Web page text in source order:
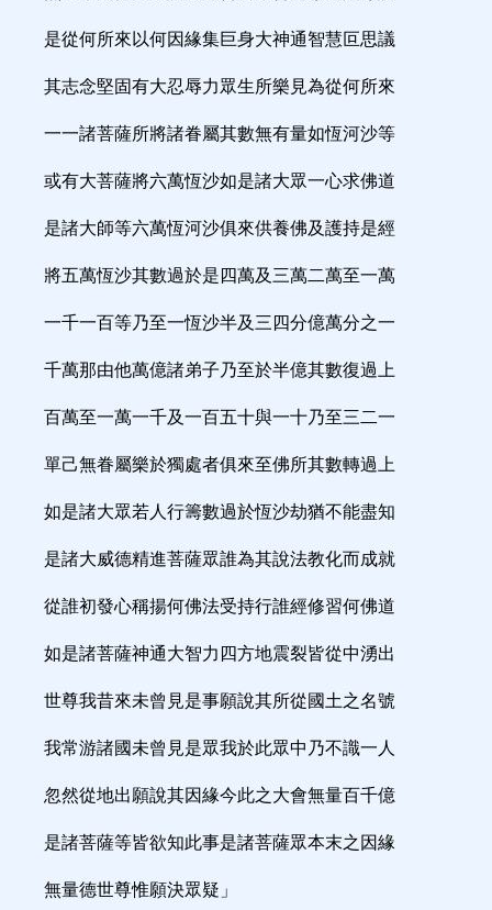
是從何所來以何因緣集巨身大神通智慧叵思議
其志念堅固有大忍辱力眾生所樂見為從何所來
一一諸菩薩所將諸眷屬其數無有量如恆河沙等
或有大菩薩將六萬恆沙如是諸大眾一心求佛道
是諸大師等六萬恆河沙俱來供養佛及護持是經
將五萬恆沙其數過於是四萬及三萬二萬至一萬
一千一百等乃至一恆沙半及三四分億萬分之一
千萬那由他萬億諸弟子乃至於半億其數復過上
百萬至一萬一千及一百五十與一十乃至三二一
單己無眷屬樂於獨處者俱來至佛所其數轉過上
如是諸大眾若人行籌數過於恆沙劫猶不能盡知
是諸大威德精進菩薩眾誰為其說法教化而成就
從誰初發心稱揚何佛法受持行誰經修習何佛道
如是諸菩薩神通大智力四方地震裂皆從中湧出
世尊我昔來未曾見是事願說其所從國土之名號
我常游諸國未曾見是眾我於此眾中乃不識一人
忽然從地出願說其因緣今此之大會無量百千億
是諸菩薩等皆欲知此事是諸菩薩眾本末之因緣
無量德世尊惟願決眾疑」